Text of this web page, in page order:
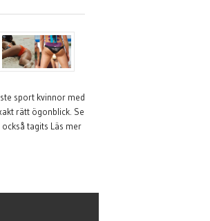
sport kvinnor med
rätt ögonblick. Se
tagits Läs mer